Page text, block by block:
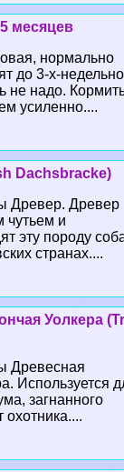
месяцев
нормально
до 3-х-
не надо.
усиленно....
Dachsbracke)
Древер. Древер
чутьем и
эту породу
странах....
Уолкера
Древесная
Используется
загнанного
охотника....